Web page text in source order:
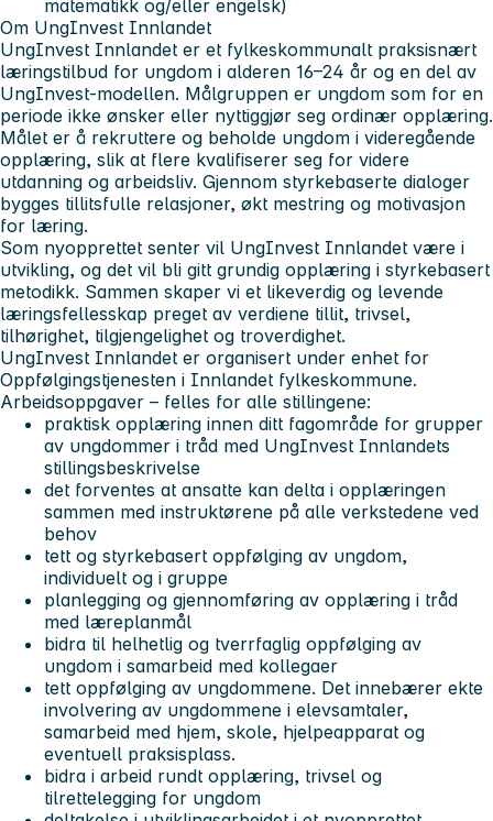
matematikk og/eller engelsk)
Om UngInvest Innlandet
UngInvest Innlandet er et fylkeskommunalt praksisnært
læringstilbud for ungdom i alderen 16–24 år og en del av
UngInvest-modellen. Målgruppen er ungdom som for en
periode ikke ønsker eller nyttiggjør seg ordinær opplæring.
Målet er å rekruttere og beholde ungdom i videregående
opplæring, slik at flere kvalifiserer seg for videre
utdanning og arbeidsliv. Gjennom styrkebaserte dialoger
bygges tillitsfulle relasjoner, økt mestring og motivasjon
for læring.
Som nyopprettet senter vil UngInvest Innlandet være i
utvikling, og det vil bli gitt grundig opplæring i styrkebasert
metodikk. Sammen skaper vi et likeverdig og levende
læringsfellesskap preget av verdiene tillit, trivsel,
tilhørighet, tilgjengelighet og troverdighet.
UngInvest Innlandet er organisert under enhet for
Oppfølgingstjenesten i Innlandet fylkeskommune.
Arbeidsoppgaver – felles for alle stillingene:
praktisk opplæring innen ditt fagområde for grupper
av ungdommer i tråd med UngInvest Innlandets
stillingsbeskrivelse
det forventes at ansatte kan delta i opplæringen
sammen med instruktørene på alle verkstedene ved
behov
tett og styrkebasert oppfølging av ungdom,
individuelt og i gruppe
planlegging og gjennomføring av opplæring i tråd
med læreplanmål
bidra til helhetlig og tverrfaglig oppfølging av
ungdom i samarbeid med kollegaer
tett oppfølging av ungdommene. Det innebærer ekte
involvering av ungdommene i elevsamtaler,
samarbeid med hjem, skole, hjelpeapparat og
eventuell praksisplass.
bidra i arbeid rundt opplæring, trivsel og
tilrettelegging for ungdom